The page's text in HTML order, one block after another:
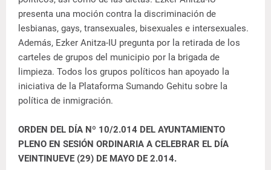
presenta una moción contra la discriminación de
lesbianas, gays, transexuales, bisexuales e intersexuales.
Además, Ezker Anitza-IU pregunta por la retirada de los
carteles de grupos del municipio por la brigada de
limpieza. Todos los grupos políticos han apoyado la
iniciativa de la Plataforma Sumando Gehitu sobre la
política de inmigración.
ORDEN DEL DÍA Nº 10/2.014 DEL AYUNTAMIENTO
PLENO EN SESIÓN ORDINARIA A CELEBRAR EL DÍA
VEINTINUEVE (29) DE MAYO DE 2.014.